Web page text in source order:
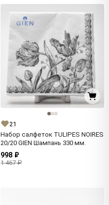
21
Набор салфеток TULIPES NOIRES
20/20 GIEN Шампань 330 мм.
998 ₽
1 467 ₽